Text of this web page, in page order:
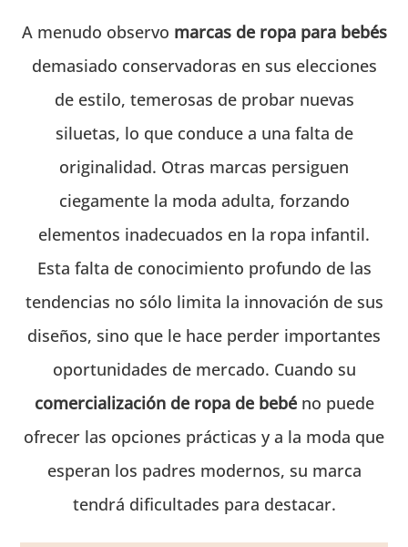
A menudo observo marcas de ropa para bebés
demasiado conservadoras en sus elecciones
de estilo, temerosas de probar nuevas
siluetas, lo que conduce a una falta de
originalidad. Otras marcas persiguen
ciegamente la moda adulta, forzando
elementos inadecuados en la ropa infantil.
Esta falta de conocimiento profundo de las
tendencias no sólo limita la innovación de sus
diseños, sino que le hace perder importantes
oportunidades de mercado. Cuando su
comercialización de ropa de bebéno puede
ofrecer las opciones prácticas y a la moda que
esperan los padres modernos, su marca
tendrá dificultades para destacar.